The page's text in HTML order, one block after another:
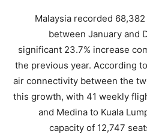
Malaysia recorded
between January and
significant 23.7% increase
the previous year. According
air connectivity between the
this growth, with 41 weekly
and Medina to Kuala
capacity of 12,747